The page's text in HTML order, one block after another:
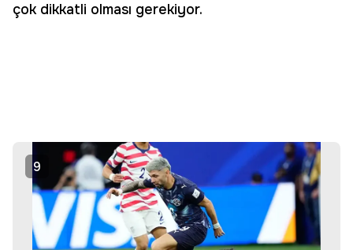
çok dikkatli olması gerekiyor.
9